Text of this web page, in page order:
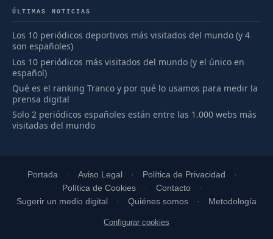
ÚLTIMAS NOTICIAS
Los 10 periódicos deportivos más visitados del mundo (y 4
son españoles)
Los 10 periódicos más visitados del mundo (y el único en
español)
Qué es el ranking Tranco y por qué lo usamos para medir la
prensa digital
Solo 2 periódicos españoles están entre las 1.000 webs más
visitadas del mundo
Portada Aviso Legal
Política de Privacidad
Política de Cookies
Contacto
Sugerir un medio digital
Quiénes somos Metodología
Configurar cookies